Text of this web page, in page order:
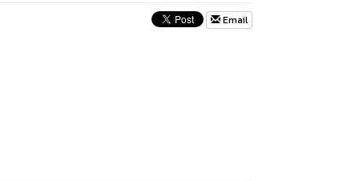
Email